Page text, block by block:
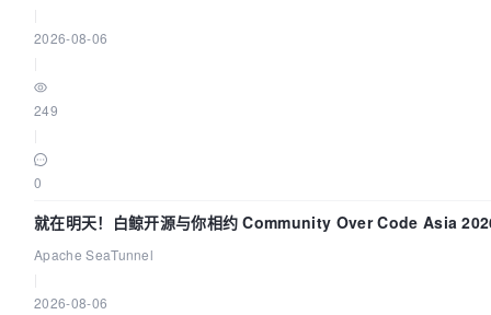
2026-08-06
249
0
就在明天！白鲸开源与你相约 Community Over Code Asia
讲！
Apache SeaTunnel
2026-08-06